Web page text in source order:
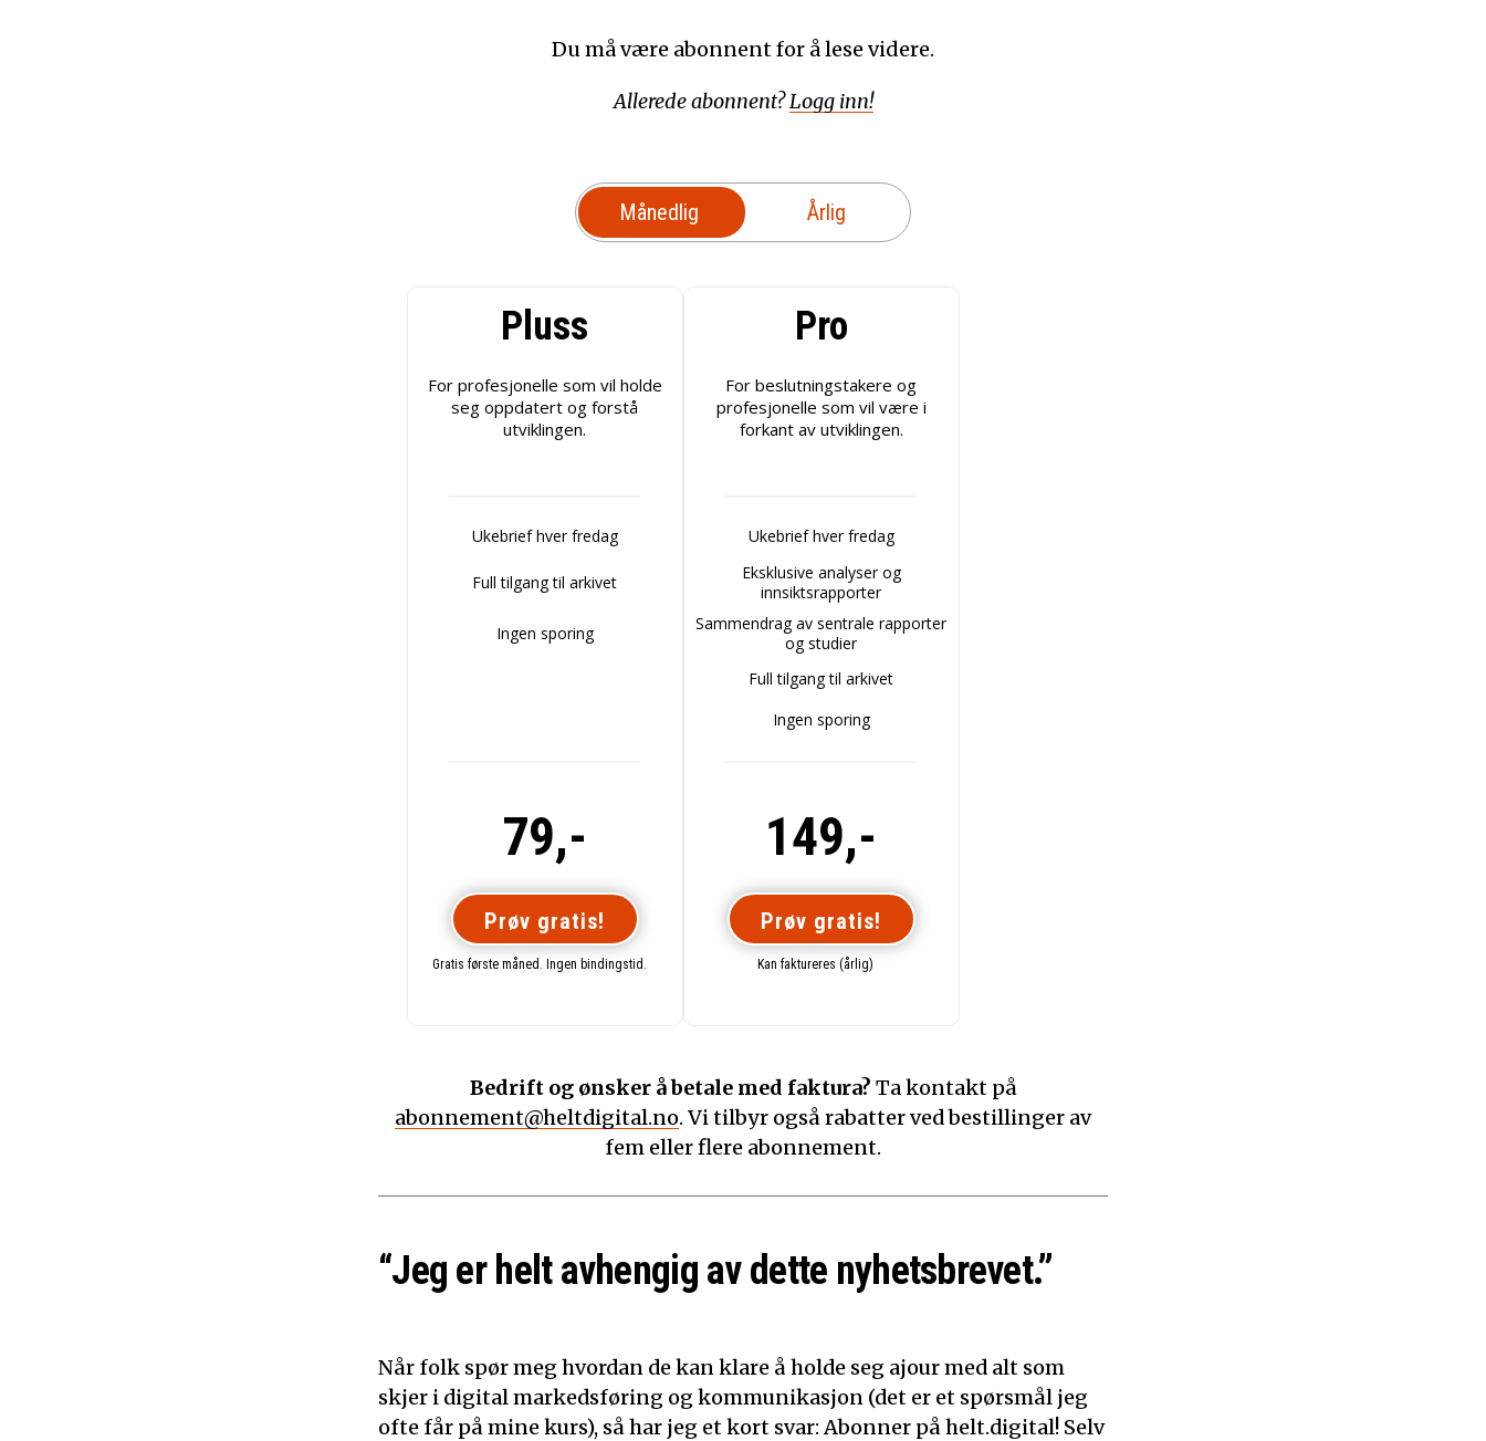
Du må være abonnent for å lese videre.
Allerede abonnent?Logg inn!
Månedlig Årlig
Pluss
For profesjonelle som vil holde
seg oppdatert og forstå
utviklingen.
Ukebrief hver fredag
Full tilgang til arkivet
Ingen sporing
79,-
Prøv gratis!
Gratis første måned. Ingen bindingstid.
Pro
For beslutningstakere og
profesjonelle som vil være i
forkant av utviklingen.
Ukebrief hver fredag
Eksklusive analyser og
innsiktsrapporter
Sammendrag av sentrale rapporter
og studier
Full tilgang til arkivet
Ingen sporing
149,-
Prøv gratis!
Kan faktureres (årlig)
Bedrift og ønsker å betale med faktura? Ta kontakt på
abonnement@heltdigital.no. Vi tilbyr også rabatter ved bestillinger av
fem eller flere abonnement.
“Jeg er helt avhengig av dette nyhetsbrevet.”
Når folk spør meg hvordan de kan klare å holde seg ajour med alt som
skjer i digital markedsføring og kommunikasjon (det er et spørsmål jeg
ofte får på mine kurs), så har jeg et kort svar: Abonner på helt.digital! Selv